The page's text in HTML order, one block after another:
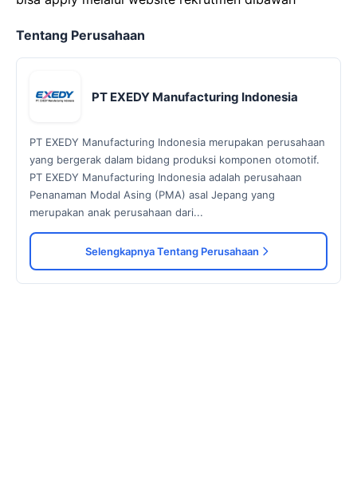
Tentang Perusahaan
PT EXEDY Manufacturing Indonesia
PT EXEDY Manufacturing Indonesia merupakan perusahaan
yang bergerak dalam bidang produksi komponen otomotif.
PT EXEDY Manufacturing Indonesia adalah perusahaan
Penanaman Modal Asing (PMA) asal Jepang yang
merupakan anak perusahaan dari...
Selengkapnya Tentang Perusahaan